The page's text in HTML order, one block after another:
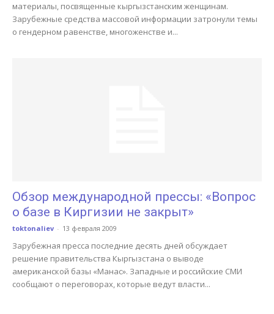
материалы, посвященные кыргызстанским женщинам.
Зарубежные средства массовой информации затронули темы
о гендерном равенстве, многоженстве и...
Обзор международной прессы: «Вопрос
о базе в Киргизии не закрыт»
toktonaliev - 13 февраля 2009
Зарубежная пресса последние десять дней обсуждает
решение правительства Кыргызстана о выводе
американской базы «Манас». Западные и российские СМИ
сообщают о переговорах, которые ведут власти...